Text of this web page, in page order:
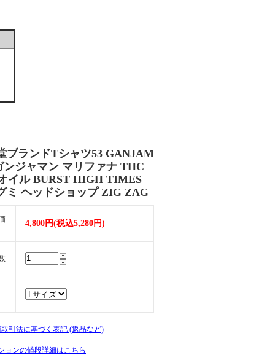
ブランドTシャツ53 GANJAM
ンジャマン マリファナ THC
イル BURST HIGH TIMES
ミ ヘッドショップ ZIG ZAG
4,800円(税込5,280円)
引法に基づく表記 (返品など)
ョンの値段詳細はこちら